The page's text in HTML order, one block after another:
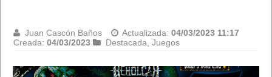
Juan Cascón Baños Actualizada:04/03/2023 11:17
Creada:04/03/2023 Destacada ,Juegos